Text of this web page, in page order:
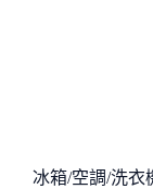
冰箱/空調/洗衣